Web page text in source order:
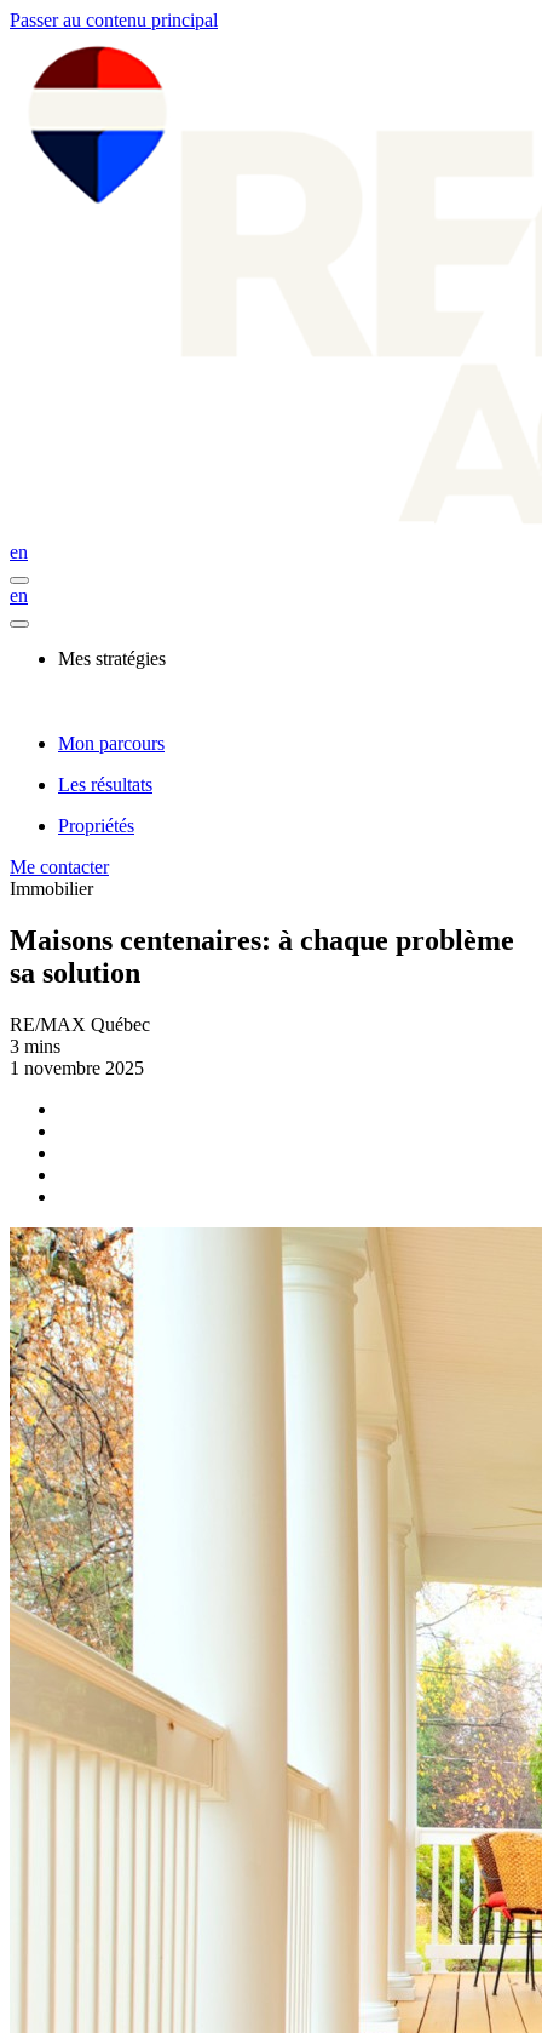
Passer au contenu principal
en
en
Mes stratégies
Mon parcours
Les résultats
Propriétés
Me contacter
Immobilier
Maisons centenaires: à chaque problème
sa solution
RE/MAX Québec
3 mins
1 novembre 2025